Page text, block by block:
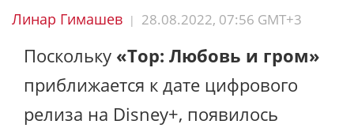
Линар Гимашев | 28.08.2022, 07:56 GMT+3
Поскольку «Тор: Любовь и гром»
приближается к дате цифрового
релиза на Disney+, появилось